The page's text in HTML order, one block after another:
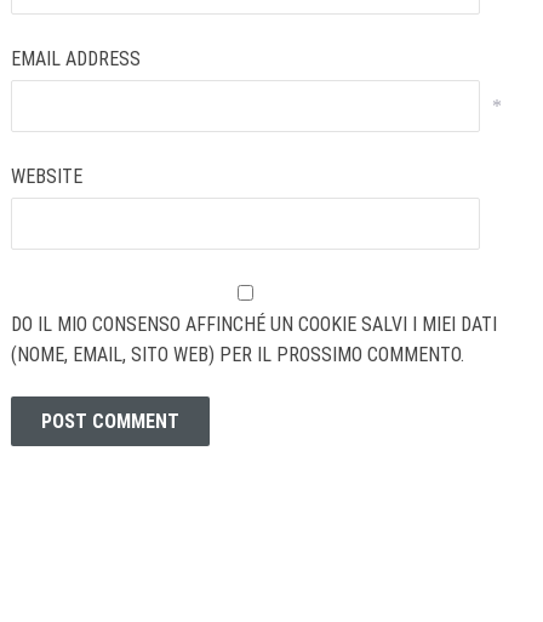
EMAIL ADDRESS
*
WEBSITE
DO IL MIO CONSENSO AFFINCHÉ UN COOKIE SALVI I MIEI DATI
(NOME, EMAIL, SITO WEB) PER IL PROSSIMO COMMENTO.